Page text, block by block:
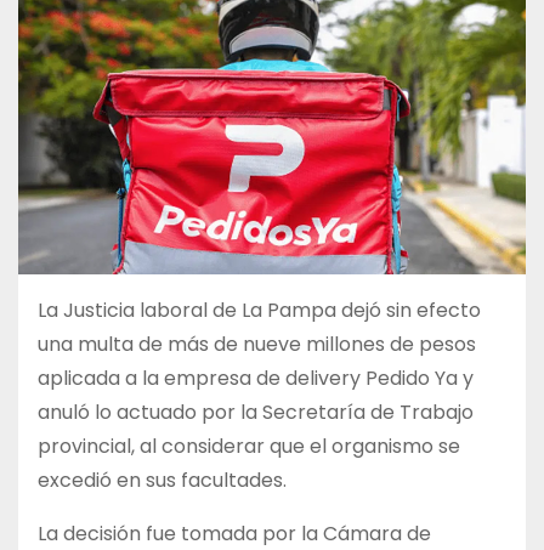
La Justicia laboral de La Pampa dejó sin efecto
una multa de más de nueve millones de pesos
aplicada a la empresa de delivery Pedido Ya y
anuló lo actuado por la Secretaría de Trabajo
provincial, al considerar que el organismo se
excedió en sus facultades.
La decisión fue tomada por la Cámara de